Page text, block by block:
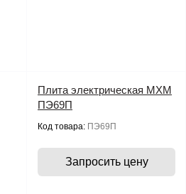
Плита электрическая МХМ
ПЭ69П
Код товара: ПЭ69П
Запросить цену